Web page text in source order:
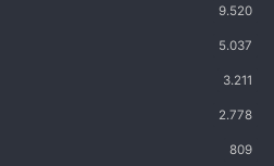
9.520
5.037
3.211
2.778
809